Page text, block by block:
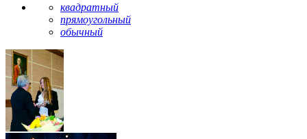
квадратный
прямоугольный
обычный